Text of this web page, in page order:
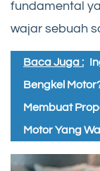
fundamental
wajar sebuah
Baca Juga :
Bengkel
Membuat
Motor Yang